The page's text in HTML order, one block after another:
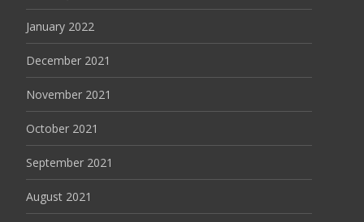
January 2022
December 2021
November 2021
October 2021
September 2021
August 2021